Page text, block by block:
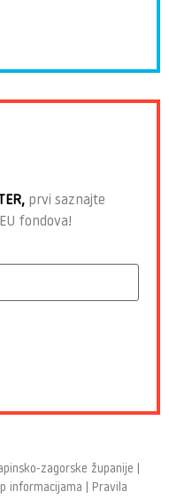
prvi saznajte
fondova!
zagorske županije
informacijama
Pravila